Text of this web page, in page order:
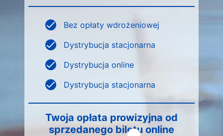
Bez opłaty wdrożeniowej
Dystrybucja stacjonarna
Dystrybucja online
Dystrybucja stacjonarna
Twoja opłata prowizyjna od
sprzedanego biletu online